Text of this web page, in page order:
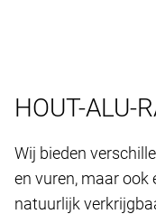
HOUT-ALU-
Wij bieden
en vuren, maar ook
natuurlijk